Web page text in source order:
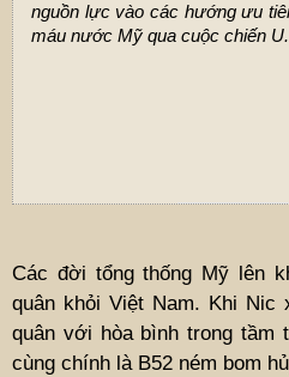
nguồn lực vào các hướng ưu
máu nước Mỹ qua cuộc chiến U.
Các đời tổng thống Mỹ lên
quân khỏi Việt Nam. Khi Nic
quân với hòa bình trong tầm
cùng chính là B52 ném bom